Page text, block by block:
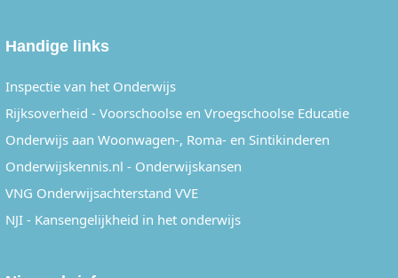
Handige links
Inspectie van het Onderwijs
Rijksoverheid - Voorschoolse en Vroegschoolse Educatie
Onderwijs aan Woonwagen-, Roma- en Sintikinderen
Onderwijskennis.nl - Onderwijskansen
VNG Onderwijsachterstand VVE
NJI - Kansengelijkheid in het onderwijs